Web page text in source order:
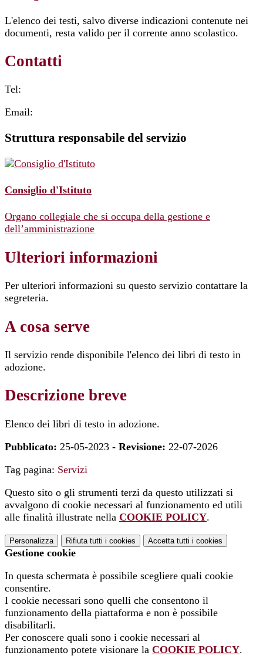
L'elenco dei testi, salvo diverse indicazioni contenute nei
documenti, resta valido per il corrente anno scolastico.
Contatti
Tel:
Email:
Struttura responsabile del servizio
Consiglio d'Istituto
Organo collegiale che si occupa della gestione e
dell’amministrazione
Ulteriori informazioni
Per ulteriori informazioni su questo servizio contattare la
segreteria.
A cosa serve
Il servizio rende disponibile l'elenco dei libri di testo in
adozione.
Descrizione breve
Elenco dei libri di testo in adozione.
Pubblicato: 25-05-2023 - Revisione: 22-07-2026
Tag pagina: Servizi
Questo sito o gli strumenti terzi da questo utilizzati si
avvalgono di cookie necessari al funzionamento ed utili
alle finalità illustrate nella COOKIE POLICY.
Personalizza Rifiuta tutti i cookies Accetta tutti i cookies
Gestione cookie
In questa schermata è possibile scegliere quali cookie
consentire.
I cookie necessari sono quelli che consentono il
funzionamento della piattaforma e non è possibile
disabilitarli.
Per conoscere quali sono i cookie necessari al
funzionamento potete visionare la COOKIE POLICY.